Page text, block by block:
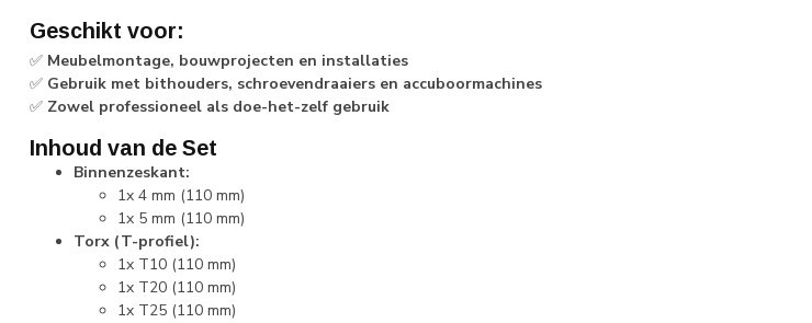
Geschikt voor:
✅ Meubelmontage, bouwprojecten en installaties
✅ Gebruik met bithouders, schroevendraaiers en accuboormachines
✅ Zowel professioneel als doe-het-zelf gebruik
Inhoud van de Set
Binnenzeskant:
1x 4 mm (110 mm)
1x 5 mm (110 mm)
Torx (T-profiel):
1x T10 (110 mm)
1x T20 (110 mm)
1x T25 (110 mm)